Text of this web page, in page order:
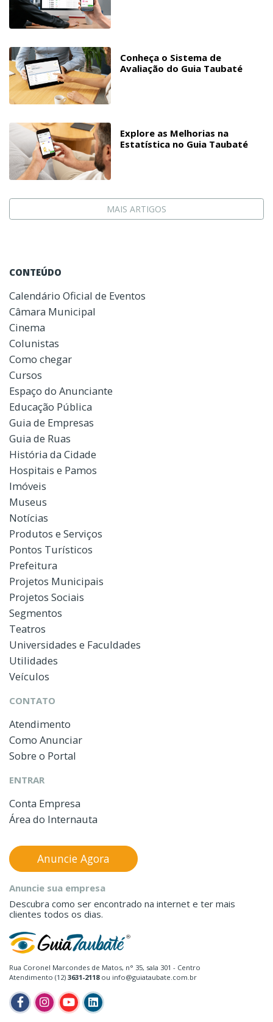
Conheça o Sistema de
Avaliação do Guia Taubaté
Explore as Melhorias na
Estatística no Guia Taubaté
MAIS ARTIGOS
CONTEÚDO
Calendário Oficial de Eventos
Câmara Municipal
Cinema
Colunistas
Como chegar
Cursos
Espaço do Anunciante
Educação Pública
Guia de Empresas
Guia de Ruas
História da Cidade
Hospitais e Pamos
Imóveis
Museus
Notícias
Produtos e Serviços
Pontos Turísticos
Prefeitura
Projetos Municipais
Projetos Sociais
Segmentos
Teatros
Universidades e Faculdades
Utilidades
Veículos
CONTATO
Atendimento
Como Anunciar
Sobre o Portal
ENTRAR
Conta Empresa
Área do Internauta
Rua Coronel Marcondes de Matos, n° 35, sala 301 - Centro
Atendimento (12) 3631-2118ou info@guiataubate.com.br
Anuncie sua empresa
Descubra como ser encontrado na internet e ter mais
clientes todos os dias.
Anuncie Agora